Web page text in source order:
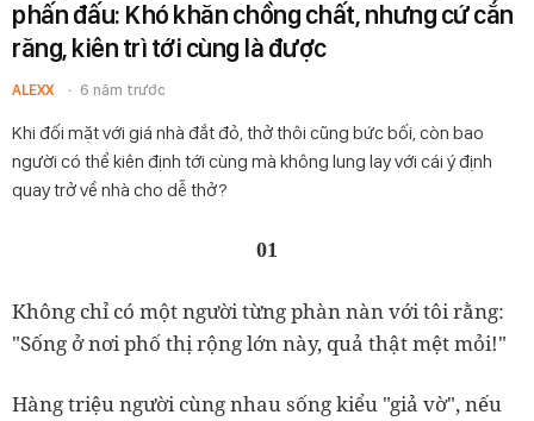
phấn đấu: Khó khăn chồng chất, nhưng cứ cắn
răng, kiên trì tới cùng là được
ALEXX 6 năm trước
Khi đối mặt với giá nhà đắt đỏ, thở thôi cũng bức bối, còn bao
người có thể kiên định tới cùng mà không lung lay với cái ý định
quay trở về nhà cho dễ thở?
01
Không chỉ có một người từng phàn nàn với tôi rằng:
"Sống ở nơi phố thị rộng lớn này, quả thật mệt mỏi!"
Hàng triệu người cùng nhau sống kiểu "giả vờ", nếu